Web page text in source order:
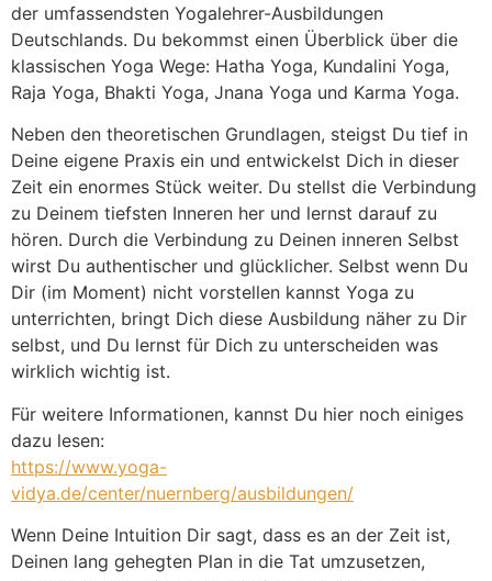
der umfassendsten Yogalehrer-Ausbildungen
Deutschlands. Du bekommst einen Überblick über die
klassischen Yoga Wege: Hatha Yoga, Kundalini Yoga,
Raja Yoga, Bhakti Yoga, Jnana Yoga und Karma Yoga.
Neben den theoretischen Grundlagen, steigst Du tief in
Deine eigene Praxis ein und entwickelst Dich in dieser
Zeit ein enormes Stück weiter. Du stellst die Verbindung
zu Deinem tiefsten Inneren her und lernst darauf zu
hören. Durch die Verbindung zu Deinen inneren Selbst
wirst Du authentischer und glücklicher. Selbst wenn Du
Dir (im Moment) nicht vorstellen kannst Yoga zu
unterrichten, bringt Dich diese Ausbildung näher zu Dir
selbst, und Du lernst für Dich zu unterscheiden was
wirklich wichtig ist.
Für weitere Informationen, kannst Du hier noch einiges
dazu lesen:
https://www.yoga-
vidya.de/center/nuernberg/ausbildungen/
Wenn Deine Intuition Dir sagt, dass es an der Zeit ist,
Deinen lang gehegten Plan in die Tat umzusetzen,